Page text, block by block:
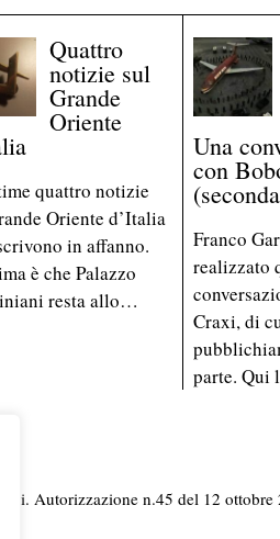
Quattro
notizie sul
Grande
Oriente
quattro notizie
Oriente d’Italia
in affanno.
è che Palazzo
resta allo…
Una
con
Franco
realizzato
Craxi, di
parte. Qui
Autorizzazione n.45 del 12 ottobre